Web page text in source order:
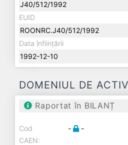
J40/512/1992
EUID
ROONRC.J40/512/1992
Data înființării
1992-12-10
DOMENIUL DE
Raportat în BILANȚ
Cod
CAEN:
- -